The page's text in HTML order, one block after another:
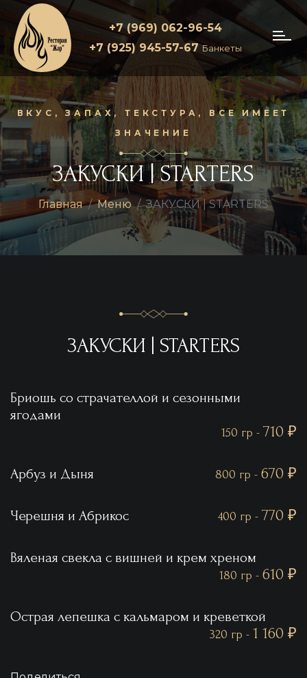
+7 (969) 062-96-54
+7 (925) 945-57-67Банкеты
ВКУС, ЗАПАХ, ТЕКСТУРА, ВСЕ ИМЕЕТ
ЗНАЧЕНИЕ
ЗАКУСКИ | STARTERS
Главная Меню ЗАКУСКИ | STARTERS
ЗАКУСКИ | STARTERS
Бриошь со страчателлой и сезонными
ягодами
150 гр - 710 ₽
Арбуз и Дыня 800 гр - 670 ₽
Черешня и Абрикос 400 гр - 770 ₽
Вяленая свекла с вишней и крем хреном
180 гр - 610 ₽
Острая лепешка с кальмаром и креветкой
320 гр - 1 160 ₽